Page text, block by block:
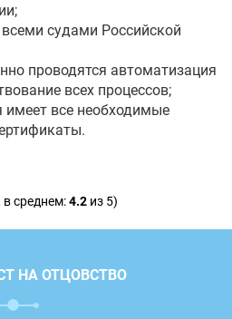
судами Российской
проводятся автоматизация
всех процессов;
имеет все необходимые
в среднем:4.2 из 5)
НА ОТЦОВСТВО